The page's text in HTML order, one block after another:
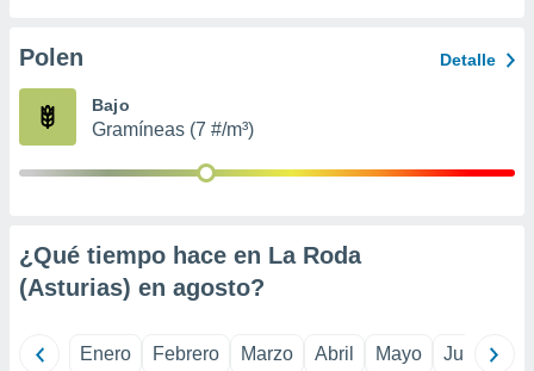
de
un
o acceder
datos
perfiles
Polen Detalle
Bajo
Gramíneas (7 #/m³)
¿Qué tiempo hace en La Roda
(Asturias) en agosto?
Enero Febrero Marzo Abril Mayo Junio